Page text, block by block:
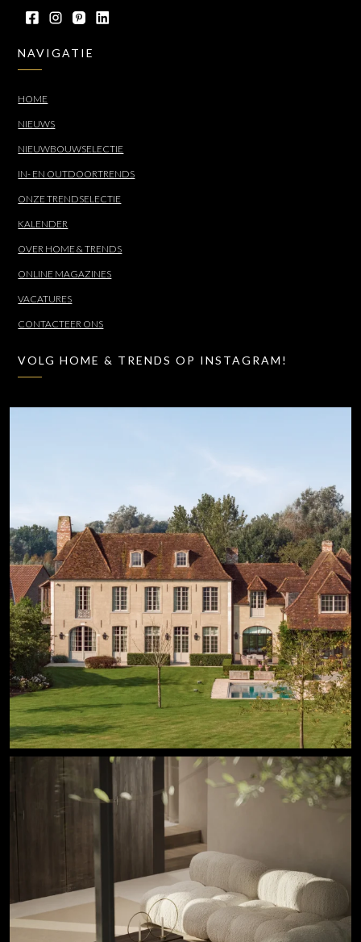
NAVIGATIE
HOME
NIEUWS
NIEUWBOUWSELECTIE
IN- EN OUTDOORTRENDS
ONZE TRENDSELECTIE
KALENDER
OVER HOME & TRENDS
ONLINE MAGAZINES
VACATURES
CONTACTEER ONS
VOLG HOME & TRENDS OP INSTAGRAM!